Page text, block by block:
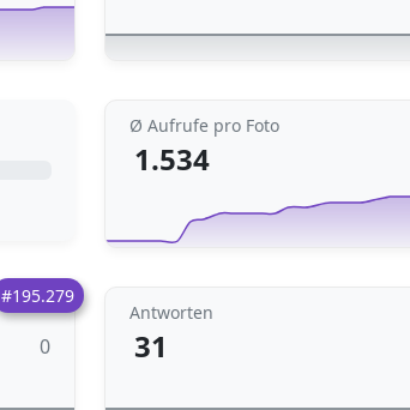
Ø Aufrufe pro Foto
1.534
#195.279
0
Antworten
31